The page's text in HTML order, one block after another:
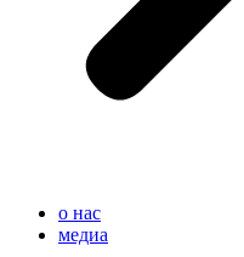
o нас
медиа